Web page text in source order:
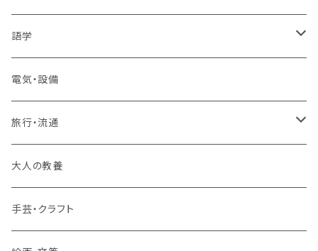
1コース受講
2コースまとめて受講
その他 IT・パソコン
高卒認定講座
大卒公務員受験対策講座
語学
TOEIC®L&Rテスト対策講座
その他 語学
電気・設備
旅行・流通
旅行業務取扱管理者講座
その他 旅行・流通
大人の教養
手芸・クラフト